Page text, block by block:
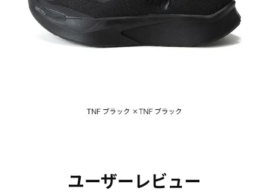
ユーザーレビュー